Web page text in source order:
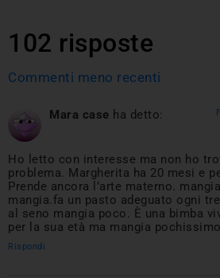
102 risposte
Commenti meno recenti
Mara case ha detto:
Ho letto con interesse ma non ho
problema. Margherita ha 20 mesi e
Prende ancora l’arte materno.
mangia.fa un pasto adeguato ogni
al seno mangia poco. È una bimba
per la sua età ma mangia
Rispondi